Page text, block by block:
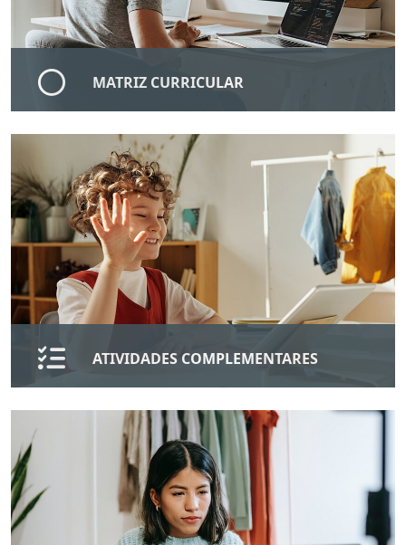
MATRIZ CURRICULAR
de estudos, cada um com vinte aulas distribuídas em
dias específicos da semana, com duração de um
semestre, perfazendo um total de cinco anos.
SAIBA MAIS
ATIVIDADES COMPLEMENTARES
opcionais, que visam contribuir para seu progresso.
Temos os Campi, onde você poderá estagiar durante
um semestre em cada Campus, e os Projetos, que são
atividades que incentivam seu processo de
autotransformação.
SAIBA MAIS